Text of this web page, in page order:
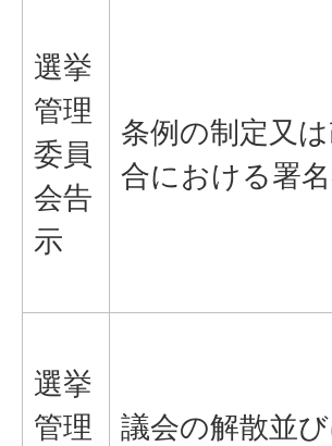
選挙
管理
委員
会告
示
条例の制定又
合における署
選挙
管理
議会の解散並